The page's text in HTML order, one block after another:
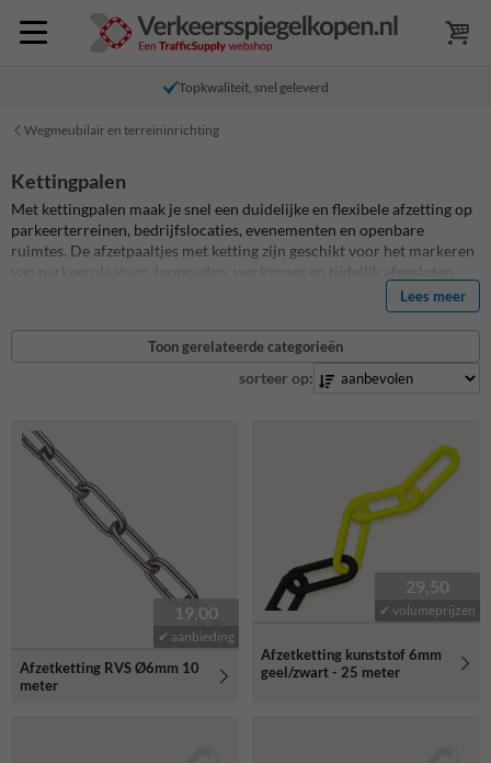
Topkwaliteit, snel geleverd
Wegmeubilair en terreininrichting
Kettingpalen
Met kettingpalen maak je snel een duidelijke en flexibele afzetting op
parkeerterreinen, bedrijfslocaties, evenementen en openbare
ruimtes. De afzetpaaltjes met ketting zijn geschikt voor het markeren
van parkeerplaatsen, looppaden, werkzones en tijdelijk afgesloten
gebieden. Je kiest uit kunststof of stalen palen, met een vaste, vulbare,
verzwaarde of inklapbare voet. Combineer de paaltjes met een rood-
witte of geel-zwarte afzetketting voor een goed zichtbare afscheiding.
Kunststof uitvoeringen zijn licht en makkelijk te verplaatsen, terwijl
stalen modellen extra stevigheid bieden voor intensief of langdurig
bij jouw terrein. Bekijk het assortiment en bestel direct de juiste
paaltjes met ketting voor jouw toepassing.
Lees meer
Toon gerelateerde categorieën
sorteer op:
19,00
✔ aanbieding
Afzetketting RVS Ø6mm 10
meter
29,50
✔ volumeprijzen
Afzetketting kunststof 6mm
geel/zwart - 25 meter